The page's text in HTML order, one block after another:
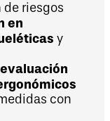
de riesgos
en
y
evaluación
con